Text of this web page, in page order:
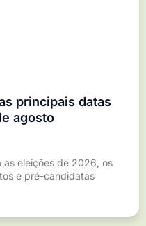
principais datas
agosto
as eleições de 2026, os
e pré-candidatas